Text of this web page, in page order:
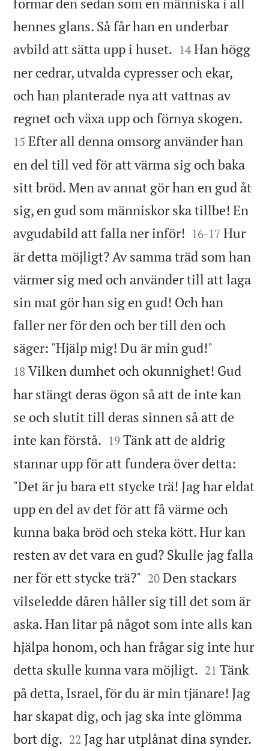
hennes glans. Så får han en underbar
avbild att sätta upp i huset. 

14 Han högg
ner cedrar, utvalda cypresser och ekar,
och han planterade nya att vattnas av
regnet och växa upp och förnya skogen.
15 Efter all denna omsorg använder han
en del till ved för att värma sig och baka
sitt bröd. Men av annat gör han en gud åt
sig, en gud som människor ska tillbe! En
avgudabild att falla ner inför! 

16-17 Hur
är detta möjligt? Av samma träd som han
värmer sig med och använder till att laga
sin mat gör han sig en gud! Och han
faller ner för den och ber till den och
säger: "Hjälp mig! Du är min gud!"
18 Vilken dumhet och okunnighet! Gud
har stängt deras ögon så att de inte kan
se och slutit till deras sinnen så att de
inte kan förstå. 

19 Tänk att de aldrig
stannar upp för att fundera över detta:
"Det är ju bara ett stycke trä! Jag har eldat
upp en del av det för att få värme och
kunna baka bröd och steka kött. Hur kan
resten av det vara en gud? Skulle jag falla
ner för ett stycke trä?" 

20 Den stackars
vilseledde dåren håller sig till det som är
aska. Han litar på något som inte alls kan
hjälpa honom, och han frågar sig inte hur
detta skulle kunna vara möjligt. 

21 Tänk
på detta, Israel, för du är min tjänare! Jag
har skapat dig, och jag ska inte glömma
bort dig. 

22 Jag har utplånat dina synder.